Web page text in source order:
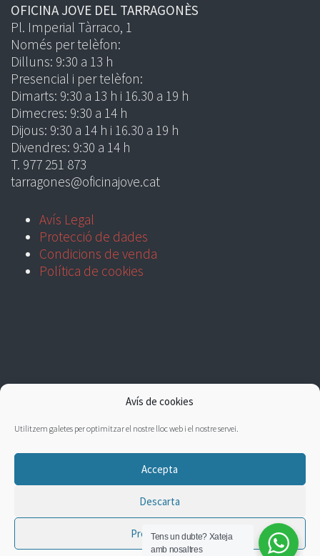
Avís de cookies
Utilitzem galetes per optimitzar el nostre lloc web i el nostre servei.
Accepta
Descarta
Preferències
OFICINA JOVE DEL TARRAGONÈS
Pl. Imperial Tàrraco, 1
Només per telèfon:
Dilluns: 9:30 a 13 h
Presencial i per telèfon:
Dimarts: 9:30 a 13 h i 16.30 a 19 h
Dimecres: 9:30 a 14 h
Dijous: 9:30 a 14 h i 16.30 a 19 h
Divendres: 9:30 a 14 h
T. 977 251 873
tarragones@oficinajove.cat
Avís Legal
Protecció de dades
Condicions de venda
Política de cookies
Tens un dubte? Xateja
amb nosaltres